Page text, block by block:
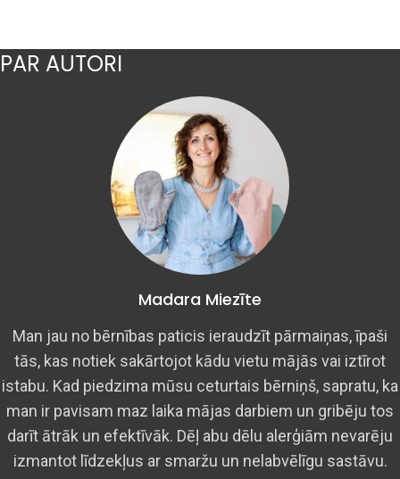
PAR AUTORI
Madara Miezīte
Man jau no bērnības paticis ieraudzīt pārmaiņas, īpaši
tās, kas notiek sakārtojot kādu vietu mājās vai iztīrot
istabu. Kad piedzima mūsu ceturtais bērniņš, sapratu, ka
man ir pavisam maz laika mājas darbiem un gribēju tos
darīt ātrāk un efektīvāk. Dēļ abu dēlu alerģiām nevarēju
izmantot līdzekļus ar smaržu un nelabvēlīgu sastāvu.